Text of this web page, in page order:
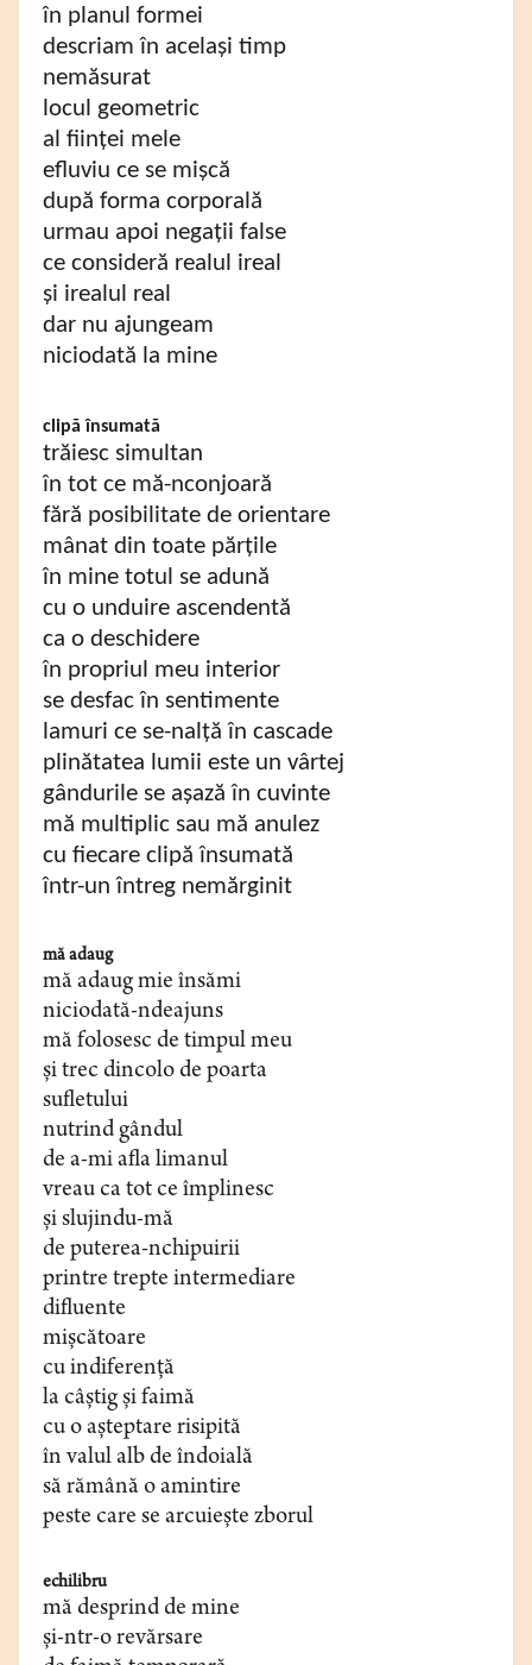
în planul formei
descriam în același timp
nemăsurat
locul geometric
al ființei mele
efluviu ce se mișcă
după forma corporală
urmau apoi negații false
ce consideră realul ireal
și irealul real
dar nu ajungeam
niciodată la mine
clipă însumată
trăiesc simultan
în tot ce mă-nconjoară
fără posibilitate de orientare
mânat din toate părțile
în mine totul se adună
cu o unduire ascendentă
ca o deschidere
în propriul meu interior
se desfac în sentimente
lamuri ce se-nalță în cascade
plinătatea lumii este un vârtej
gândurile se așază în cuvinte
mă multiplic sau mă anulez
cu fiecare clipă însumată
într-un întreg nemărginit
mă adaug
mă adaug mie însămi
niciodată-ndeajuns
mă folosesc de timpul meu
și trec dincolo de poarta
sufletului
nutrind gândul
de a-mi afla limanul
vreau ca tot ce împlinesc
și slujindu-mă
de puterea-nchipuirii
printre trepte intermediare
difluente
mișcătoare
cu indiferență
la câștig și faimă
cu o așteptare risipită
în valul alb de îndoială
să rămână o amintire
peste care se arcuiește zborul
echilibru
mă desprind de mine
și-ntr-o revărsare